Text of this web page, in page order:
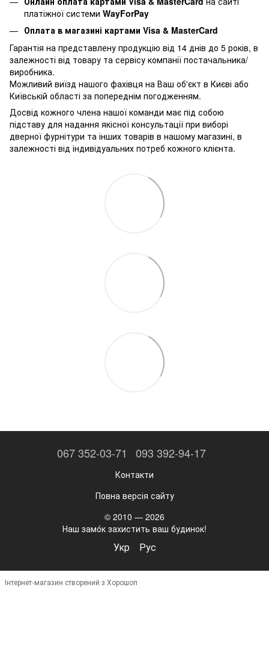
платіжної системи WayForPay
Оплата в магазині картами Visa & MasterCard
Гарантія на представлену продукцію від 14 днів до 5 років, в
залежності від товару та сервісу компанії постачальника/
виробника.
Можливий виїзд нашого фахівця на Ваш об'єкт в Києві або
Київській області за попереднім погодженням.
Досвід кожного члена нашої команди має під собою
підставу для надання якісної консультації при виборі
дверної фурнітури та інших товарів в нашому магазині, в
залежності від індивідуальних потреб кожного клієнта.
067 352-03-71 093 392-94-17
Контакти
Повна версія сайту
© 2010 — 2026
Наш замо́к захистить ваш будинок!
Укр Рус
Інтернет-магазин створений з Хорошоп